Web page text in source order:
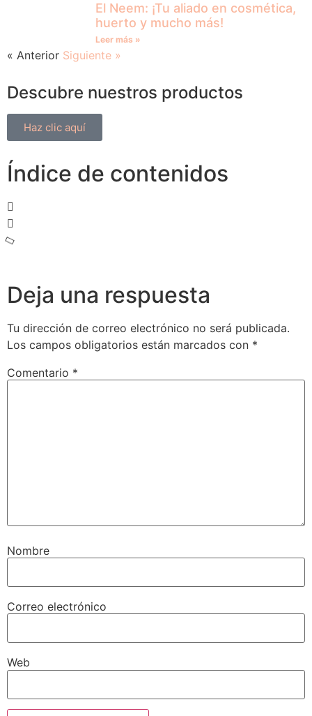
El Neem: ¡Tu aliado en cosmética,
huerto y mucho más!
Leer más »
« Anterior Siguiente »
Descubre nuestros productos
Haz clic aquí
Índice de contenidos
Deja una respuesta
Tu dirección de correo electrónico no será publicada.
Los campos obligatorios están marcados con *
Comentario *
Nombre
Correo electrónico
Web